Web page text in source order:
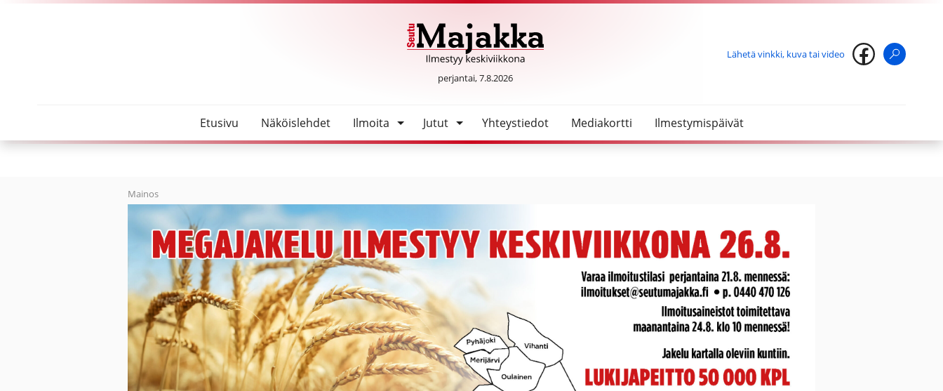
SeutuMajakka
perjantai, 7.8.2026
Lähetä vinkki, kuva tai video
Etusivu Näköislehdet Ilmoita Jutut Yhteystiedot Mediakortti Ilmestymispäivät
Mainos